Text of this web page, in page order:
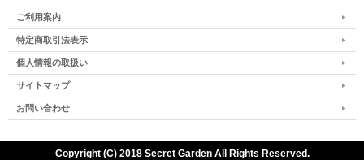
ご利用案内
特定商取引法表示
個人情報の取扱い
サイトマップ
お問い合わせ
Copyright (C) 2018 Secret Garden All Rights Reserved.